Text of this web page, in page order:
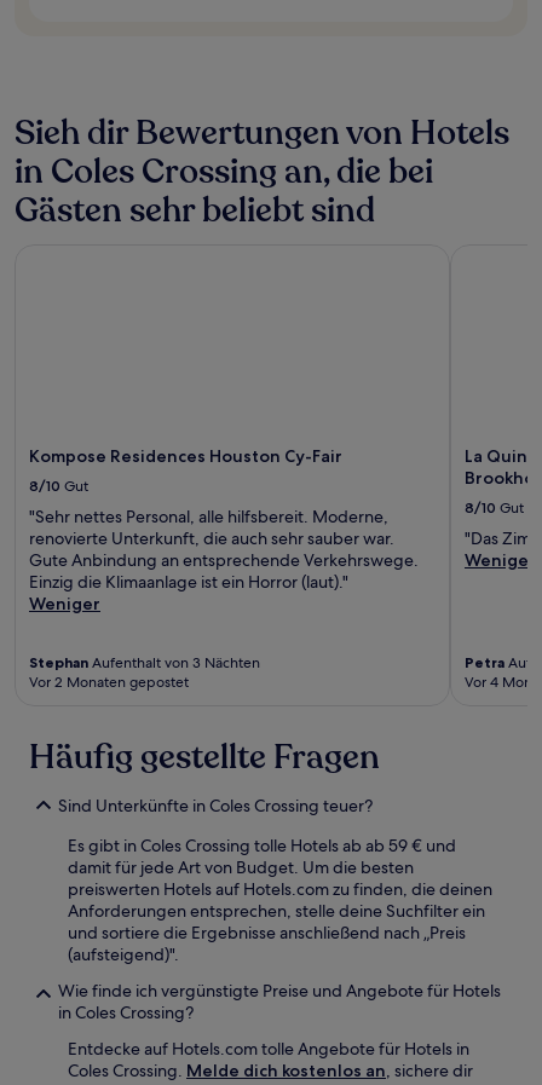
können
zusätzliche
Bedingungen
gelten.
Sieh dir Bewertungen von Hotels
in Coles Crossing an, die bei
Gästen sehr beliebt sind
Kompose Residences Houston Cy-Fair
8/10 Gut
"Sehr nettes Personal, alle hilfsbereit. Moderne,
renovierte Unterkunft, die auch sehr sauber war.
Gute Anbindung an entsprechende Verkehrswege.
Einzig die Klimaanlage ist ein Horror (laut)."
Weniger
Stephan Aufenthalt von 3 Nächten
Vor 2 Monaten gepostet
La
8/10 Gut
"Das
Weniger
Petra
Vor 4
Häufig gestellte Fragen
Sind Unterkünfte in Coles Crossing teuer?
Es gibt in Coles Crossing tolle Hotels ab ab 59 € und
damit für jede Art von Budget. Um die besten
preiswerten Hotels auf Hotels.com zu finden, die deinen
Anforderungen entsprechen, stelle deine Suchfilter ein
und sortiere die Ergebnisse anschließend nach „Preis
(aufsteigend)".
Wie finde ich vergünstigte Preise und Angebote für Hotels
in Coles Crossing?
Entdecke auf Hotels.com tolle Angebote für Hotels in
Coles Crossing. Melde dich kostenlos an, sichere dir